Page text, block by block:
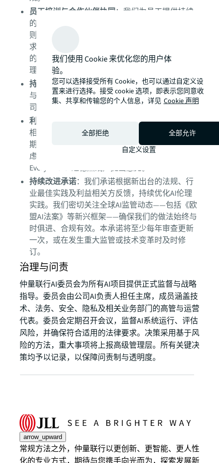
员工培训与合作伙伴协同：我们为员工提供持续
的培训与宣导，帮助其掌握负责任的AI应用原
则、最佳实践以及不断演进的伦理规范与监管要
求。同时，我们也确保参与仲量联行AI生态系统
的合作伙伴与承包商充分理解并遵循我们的AI伦
理标准。
持续监控与审计：我们对AI系统进行常态化监控
与定期审计，确保其按设计意图运行，并符合公
司政策及适用法律。
利益相关方沟通
：我们积极与客户、员工等利益
相关方对话，收集反馈，确保AI实践与其需求和
期望一致。如对仲量联行的AI应用或结果存有疑
虑，我们鼓励通过现有渠道（包括“Ethics
Everywhere”道德热线）提出意见。
持续改进承诺：我们承诺根据新出台的法规、行
业最佳实践及利益相关方反馈，持续优化AI伦理
实践。我们密切关注全球AI监管动态——包括《欧
盟AI法案》等新兴框架——确保我们的做法始终与
时俱进、合规有效。本承诺将至少每年审查更新
一次，或在发生重大监管或技术变革时及时修
订。
治理与问责
仲量联行AI委员会为所有AI项目提供正式监督与战略
指导。委员会由公司AI负责人担任主席，成员涵盖技
术、法务、安全、隐私及相关业务部门的高管与运营
代表。委员会定期召开会议，监督AI系统运行、评估
风险，并确保符合适用的法律要求。决策采用基于风
险的方法，重大事项将上报高级管理层。所有关键决
策均予以记录，以保障问责制与透明度。
arrow_upward
常规方法之外，仲量联行以更创新、更智能、更人性
我们使用 Cookie 来优化您的用户体
验。
您可以选择接受所有 Cookie，也可以通过自定义设
置来进行选择。接受 cookie 选项，即表示您同意收
集、共享和传输您的个人信息，详见 Cookie 声明
全部拒绝
全部允许
自定义设置